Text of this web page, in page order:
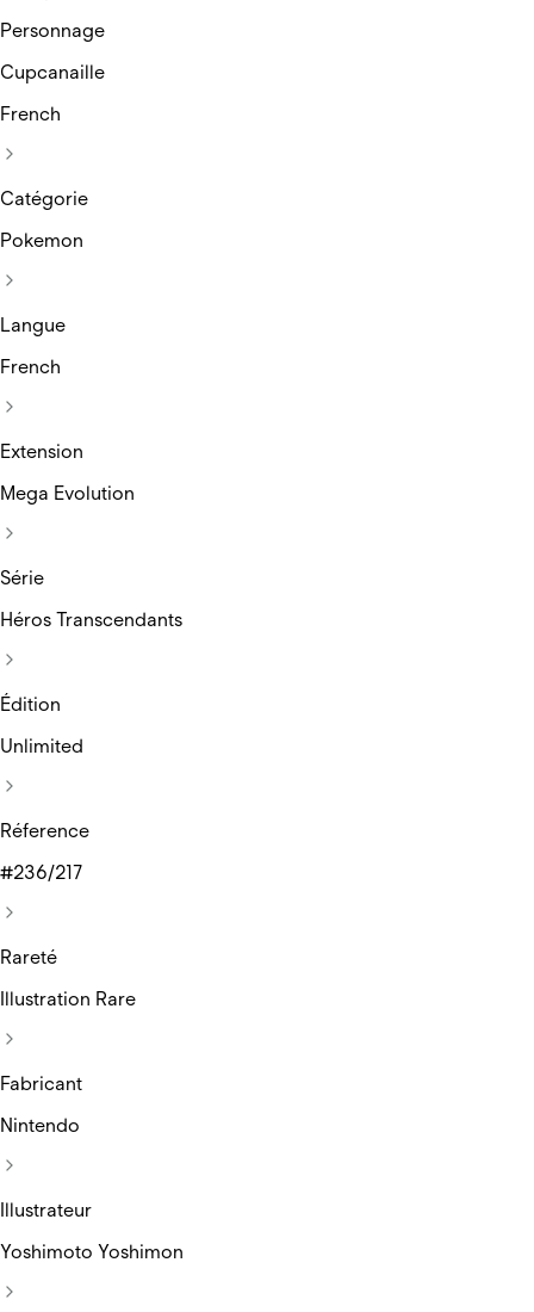
Personnage
Cupcanaille
French
Catégorie
Pokemon
Langue
French
Extension
Mega Evolution
Série
Héros Transcendants
Édition
Unlimited
Réference
#236/217
Rareté
Illustration Rare
Fabricant
Nintendo
Illustrateur
Yoshimoto Yoshimon